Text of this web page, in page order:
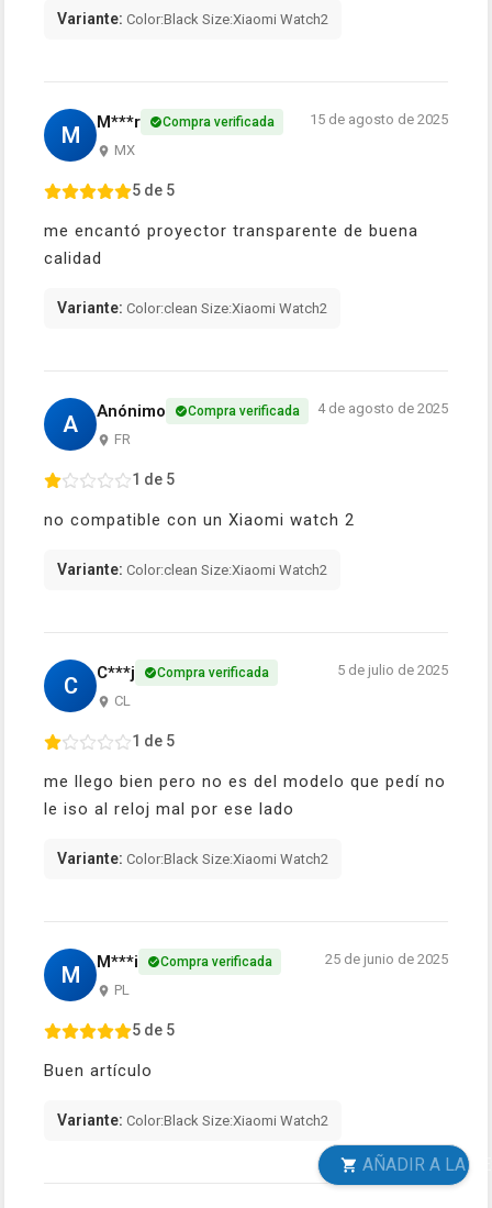
Variante: Color:Black Size:Xiaomi Watch2
M M***r Compra verificada
MX
15 de agosto de 2025
5 de 5
me encantó proyector transparente de buena
calidad
Variante: Color:clean Size:Xiaomi Watch2
A Anónimo Compra verificada
FR
4 de agosto de 2025
1 de 5
no compatible con un Xiaomi watch 2
Variante: Color:clean Size:Xiaomi Watch2
C C***j Compra verificada
CL
5 de julio de 2025
1 de 5
me llego bien pero no es del modelo que pedí no
le iso al reloj mal por ese lado
Variante: Color:Black Size:Xiaomi Watch2
M M***i Compra verificada
PL
25 de junio de 2025
5 de 5
Buen artículo
Variante: Color:Black Size:Xiaomi Watch2
AÑADIR A LA CESTA